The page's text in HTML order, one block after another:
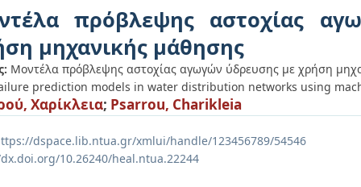
πρόβλεψης αστοχίας
μηχανικής μάθησης
Μοντέλα πρόβλεψης αστοχίας αγωγών ύδρευσης με χρήση
prediction models in water distribution networks using
Χαρίκλεια; Psarrou, Charikleia
dspace.lib.ntua.gr/xmlui/handle/123456789/54546
10.26240/heal.ntua.22244